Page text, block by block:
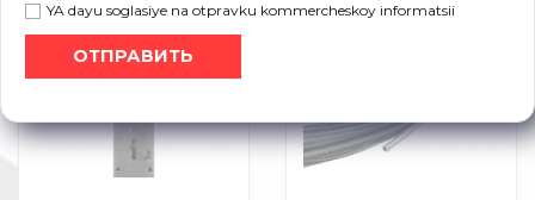
YA dayu soglasiye na otpravku kommercheskoy informatsii